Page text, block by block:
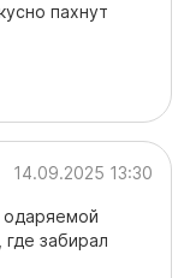
пахнут
14.09.2025 13:30
одаряемой
забирал